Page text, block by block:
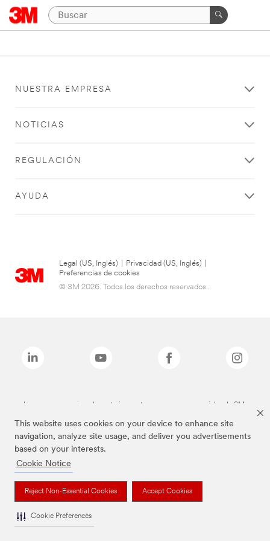
This website uses cookies on your device to enhance site
navigation, analyze site usage, and deliver you advertisements
based on your interests.
Cookie Notice
Reject Non-Essential Cookies Accept Cookies
Cookie Preferences
NUESTRA EMPRESA
NOTICIAS
REGULACIÓN
AYUDA
Legal (US, Inglés) Privacidad (US, Inglés)
Preferencias de cookies
© 3M 2026. Todos los derechos reservados..
Las marcas mencionadas anteriormente son marcas comerciales de 3M.